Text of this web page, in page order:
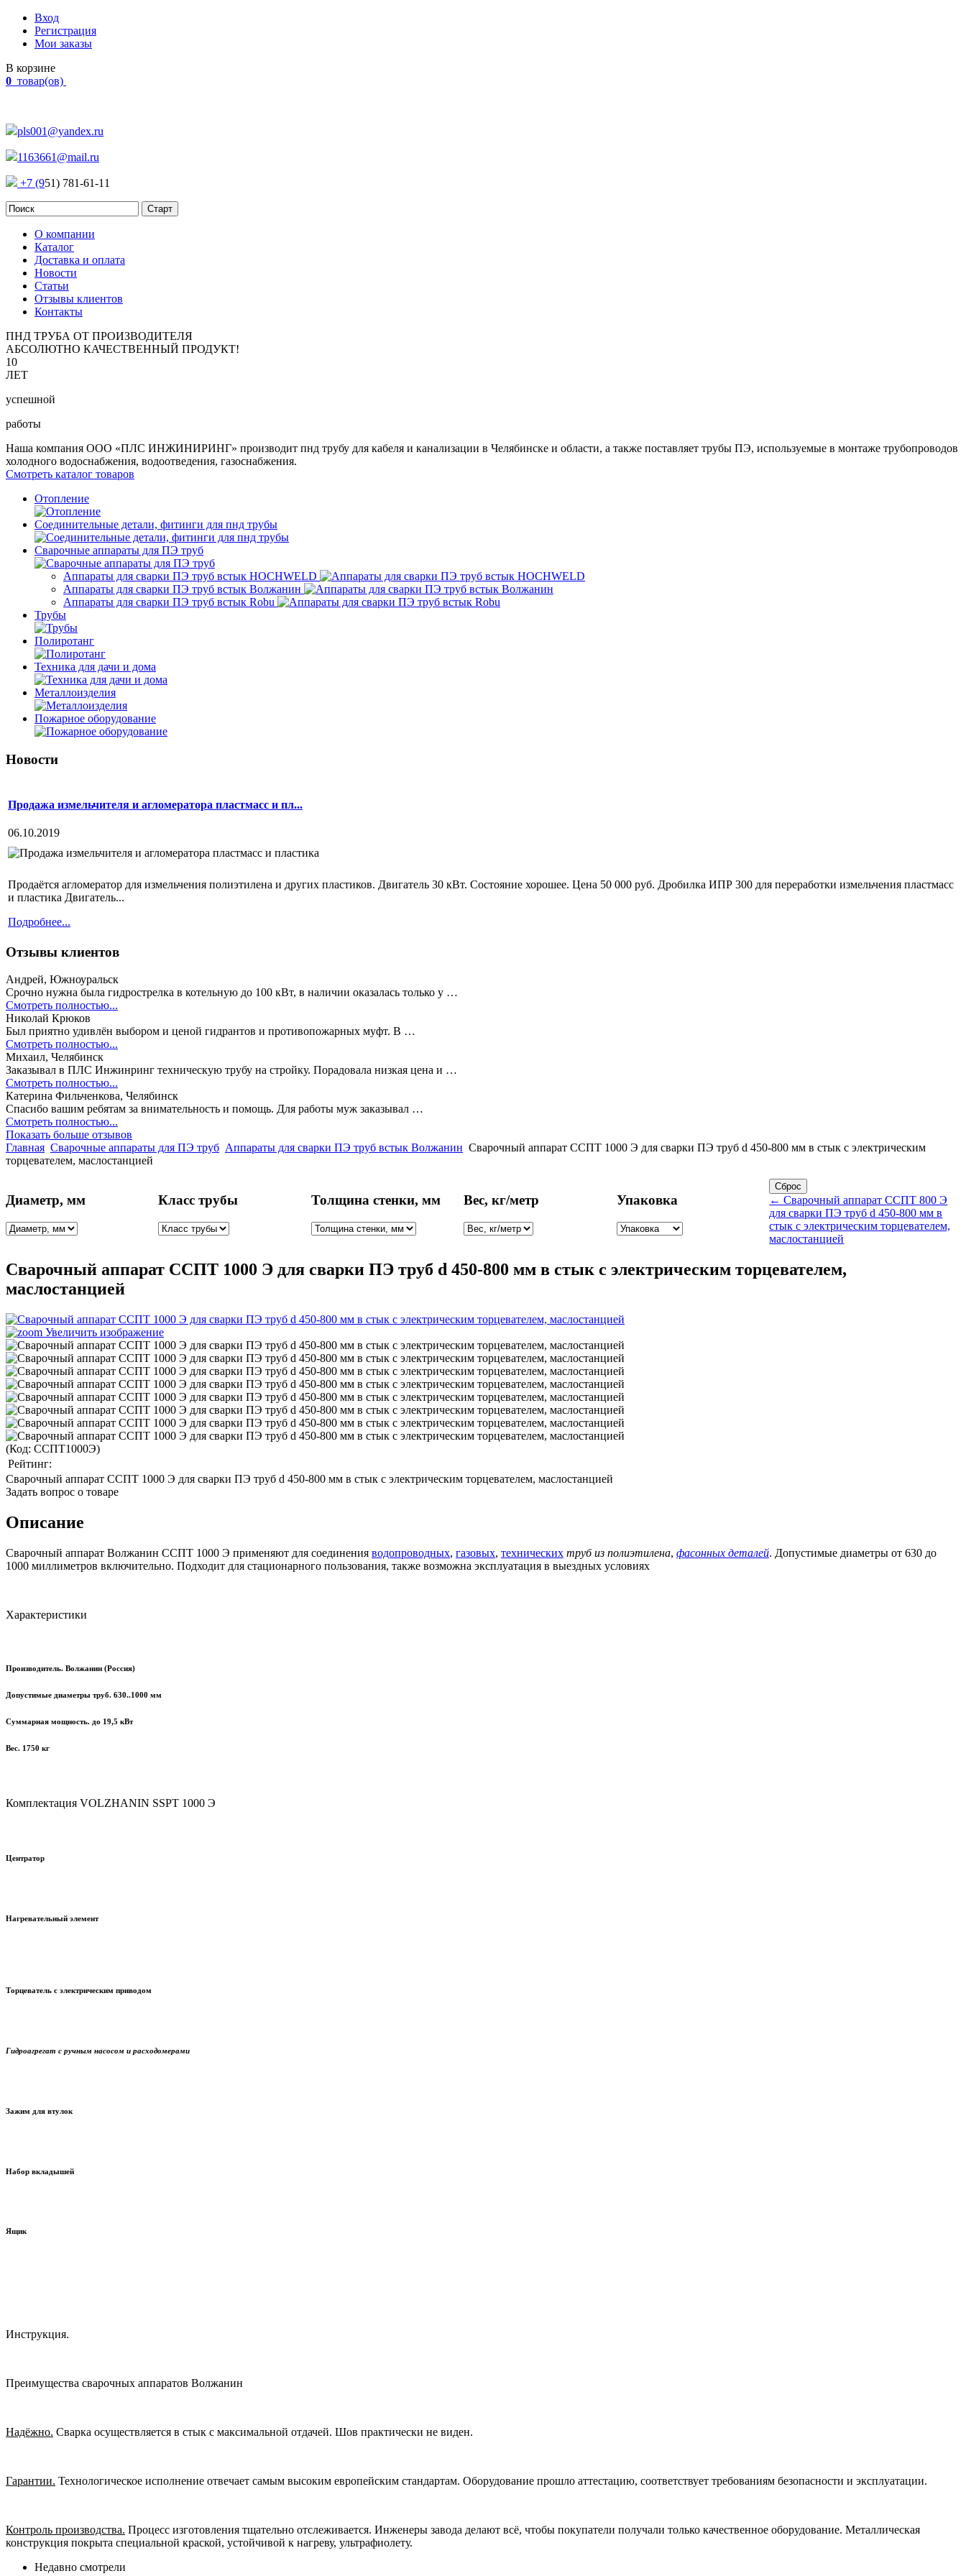
Вход
Регистрация
Мои заказы
В корзине
0 товар(ов)
pls001@yandex.ru
1163661@mail.ru
+7 (951) 781-61-11
О компании
Каталог
Доставка и оплата
Новости
Статьи
Отзывы клиентов
Контакты
ПНД ТРУБА ОТ ПРОИЗВОДИТЕЛЯ
АБСОЛЮТНО КАЧЕСТВЕННЫЙ ПРОДУКТ!
10
ЛЕТ
успешной
работы
Наша компания ООО «ПЛС ИНЖИНИРИНГ» производит пнд трубу для кабеля и канализации в Челябинске и области, а также поставляет трубы ПЭ, используемые в монтаже трубопроводов
холодного водоснабжения, водоотведения, газоснабжения.
Смотреть каталог товаров
Отопление
Соединительные детали, фитинги для пнд трубы
Сварочные аппараты для ПЭ труб
Аппараты для сварки ПЭ труб встык HOCHWELD
Аппараты для сварки ПЭ труб встык Волжанин
Аппараты для сварки ПЭ труб встык Robu
Трубы
Полиротанг
Техника для дачи и дома
Металлоизделия
Пожарное оборудование
Новости
Продажа измельчителя и агломератора пластмасс и пл...
06.10.2019
Продаётся агломератор для измельчения полиэтилена и других пластиков. Двигатель 30 кВт. Состояние хорошее. Цена 50 000 руб. Дробилка ИПР 300 для переработки измельчения пластмасс
и пластика Двигатель...
Подробнее...
Отзывы клиентов
Андрей, Южноуральск
Срочно нужна была гидрострелка в котельную до 100 кВт, в наличии оказалась только у …
Смотреть полностью...
Николай Крюков
Был приятно удивлён выбором и ценой гидрантов и противопожарных муфт. В …
Смотреть полностью...
Михаил, Челябинск
Заказывал в ПЛС Инжинринг техническую трубу на стройку. Порадовала низкая цена и …
Смотреть полностью...
Катерина Фильченкова, Челябинск
Спасибо вашим ребятам за внимательность и помощь. Для работы муж заказывал …
Смотреть полностью...
Показать больше отзывов
Главная Сварочные аппараты для ПЭ труб Аппараты для сварки ПЭ труб встык Волжанин Cварочный аппарат ССПТ 1000 Э для сварки ПЭ труб d 450-800 мм в стык с электрическим
торцевателем, маслостанцией
Диаметр, мм Класс трубы Толщина стенки, мм Вес, кг/метр Упаковка
← Cварочный аппарат ССПТ 800 Э
для сварки ПЭ труб d 450-800 мм в
стык с электрическим торцевателем,
маслостанцией
Cварочный аппарат ССПТ 1000 Э для сварки ПЭ труб d 450-800 мм в стык с электрическим торцевателем,
маслостанцией
Увеличить изображение
(Код: ССПТ1000Э)
Рейтинг:
Cварочный аппарат ССПТ 1000 Э для сварки ПЭ труб d 450-800 мм в стык с электрическим торцевателем, маслостанцией
Задать вопрос о товаре
Описание
Cварочный аппарат Волжанин ССПТ 1000 Э применяют для соединения водопроводных, газовых, технических труб из полиэтилена, фасонных деталей. Допустимые диаметры от 630 до
1000 миллиметров включительно. Подходит для стационарного пользования, также возможна эксплуатация в выездных условиях
Характеристики
Производитель. Волжанин (Россия)
Допустимые диаметры труб. 630..1000 мм
Суммарная мощность. до 19,5 кВт
Вес. 1750 кг
Комплектация VOLZHANIN SSPT 1000 Э
Центратор
Нагревательный элемент
Торцеватель с электрическим приводом
Гидроагрегат с ручным насосом и расходомерами
Зажим для втулок
Набор вкладышей
Ящик
Инструкция.
Преимущества сварочных аппаратов Волжанин
Надёжно. Сварка осуществляется в стык с максимальной отдачей. Шов практически не виден.
Гарантии. Технологическое исполнение отвечает самым высоким европейским стандартам. Оборудование прошло аттестацию, соответствует требованиям безопасности и эксплуатации.
Контроль производства. Процесс изготовления тщательно отслеживается. Инженеры завода делают всё, чтобы покупатели получали только качественное оборудование. Металлическая
конструкция покрыта специальной краской, устойчивой к нагреву, ультрафиолету.
Недавно смотрели